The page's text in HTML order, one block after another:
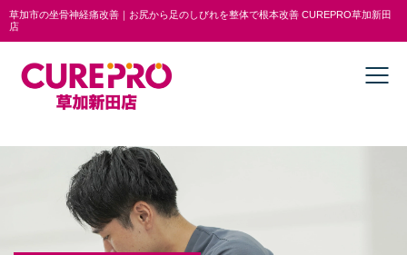
草加市の坐骨神経痛改善｜お尻から足のしびれを整体で根本改善 CUREPRO草加新田
店